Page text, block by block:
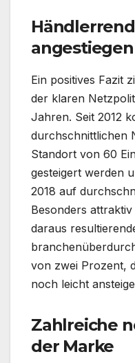
angestiegen
Ein positives Fazit
der klaren
Jahren. Seit 2012
durchschnittlichen
Standort von 60
gesteigert werden
2018 auf
Besonders
daraus
von zwei Prozent,
noch leicht
Zahlreiche
der Marke